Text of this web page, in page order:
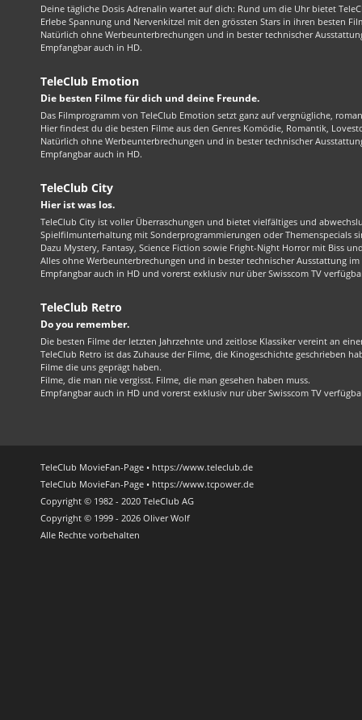
Deine tägliche Dosis Adrenalin wartet auf dich: Rund um die Uhr bietet
Erlebe Spannung und Nervenkitzel mit den grössten Stars in ihren besten
Natürlich ohne Werbeunterbrechungen und in bester technischer
Empfangbar auch in HD.
TeleClub Emotion
Die besten Filme für dich und deine Freunde.
Das Filmprogramm von TeleClub Emotion setzt ganz auf vergnügliche,
Hier findest du die besten Filme aus den Genres Komödie, Romantik,
Natürlich ohne Werbeunterbrechungen und in bester technischer
Empfangbar auch in HD.
TeleClub City
Hier ist was los.
TeleClub City ist voller Überraschungen und bietet vielfältiges und
Spielfilmunterhaltung mit Sonderprogrammierungen oder Themenspecials
Dazu Mystery, Fantasy, Science Fiction sowie Fright-Night Horror mit Biss
Alles ohne Werbeunterbrechungen und in bester technischer Ausstattung
Empfangbar auch in HD und vorerst exklusiv nur über Swisscom TV
TeleClub Retro
Do you remember.
Die besten Filme der letzten Jahrzehnte und zeitlose Klassiker vereint an
TeleClub Retro ist das Zuhause der Filme, die Kinogeschichte geschrieben
Filme die uns geprägt haben.
Filme, die man nie vergisst. Filme, die man gesehen haben muss.
Empfangbar auch in HD und vorerst exklusiv nur über Swisscom TV
TeleClub MovieFan-Page • https://www.teleclub.de
TeleClub MovieFan-Page • https://www.tcpower.de
Copyright © 1982 - 2020 TeleClub AG
Copyright © 1999 - 2026 Oliver Wolf
Alle Rechte vorbehalten